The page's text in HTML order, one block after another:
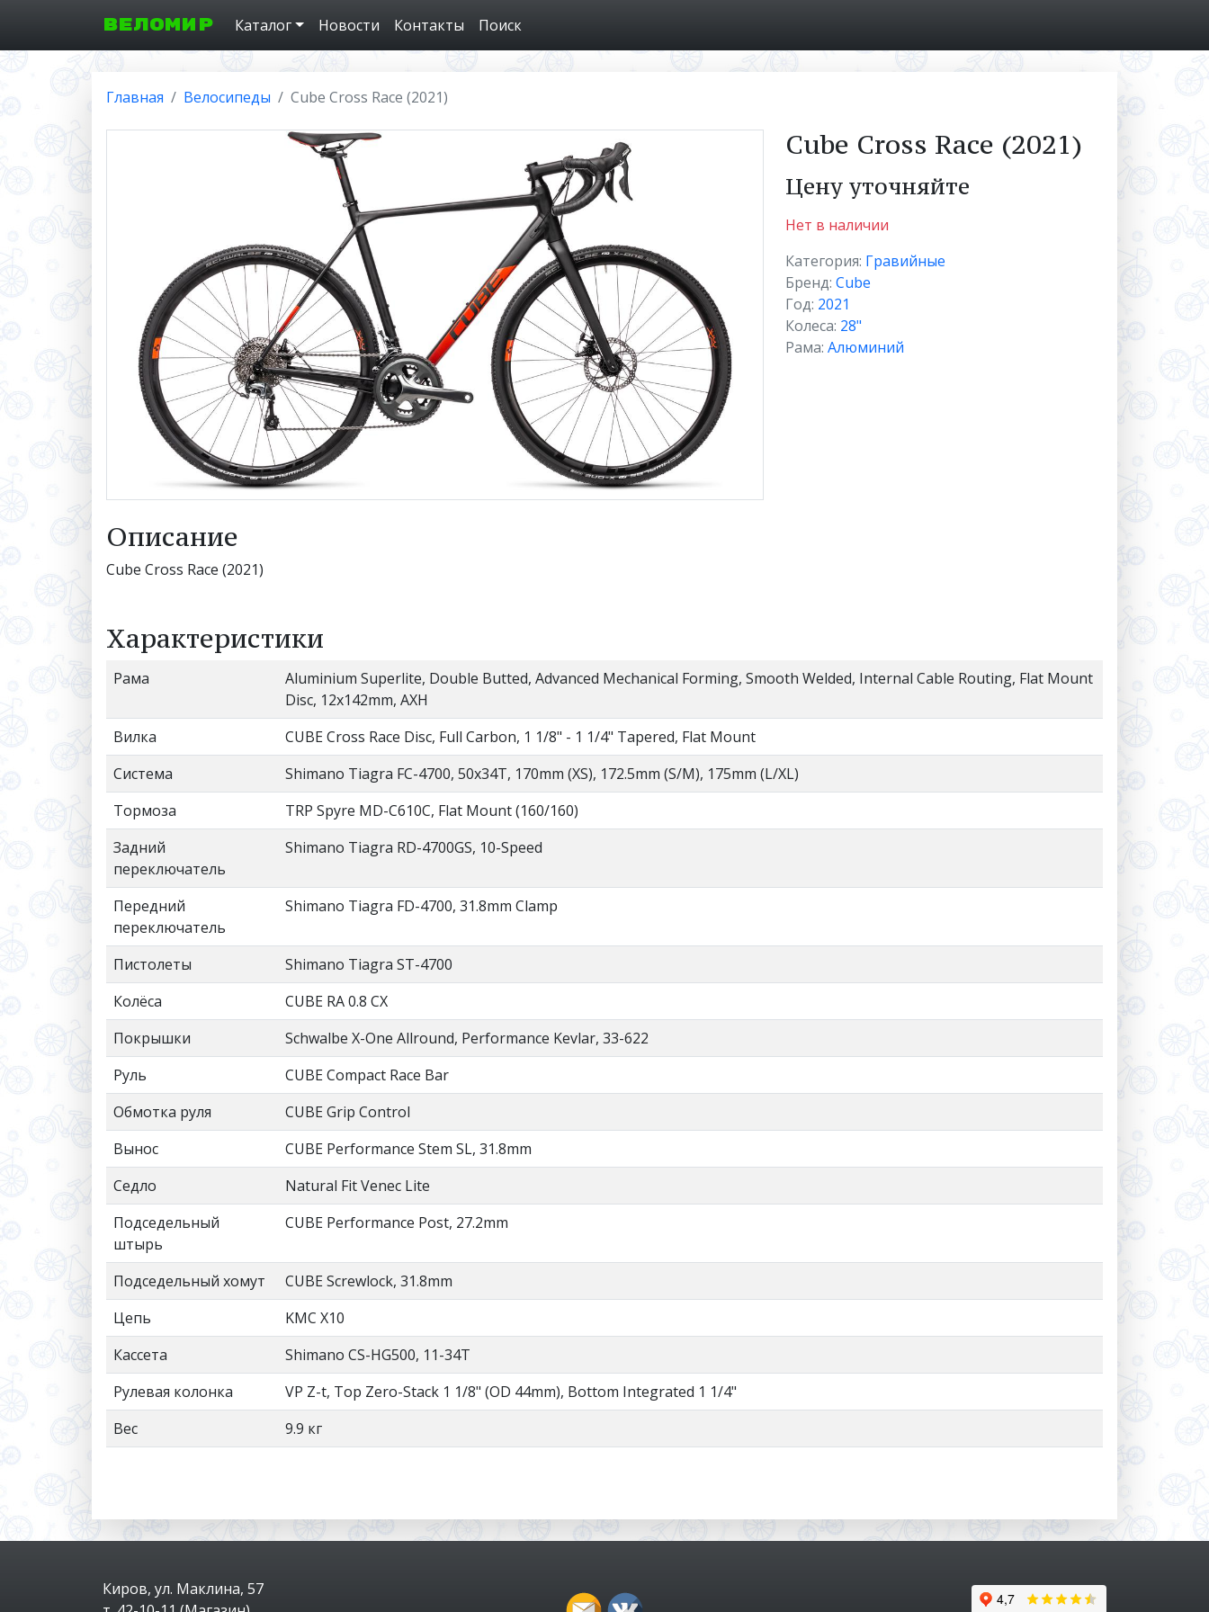
ВЕЛОМИР Каталог Новости Контакты Поиск
Главная Велосипеды Cube Cross Race (2021)
Cube Cross Race (2021)
Цену уточняйте
Нет в наличии
Категория: Гравийные
Бренд: Cube
Год: 2021
Колеса: 28"
Рама: Алюминий
Описание
Cube Cross Race (2021)
Характеристики
Рама
Aluminium Superlite, Double Butted, Advanced Mechanical Forming, Smooth Welded, Internal Cable Routing, Flat Mount
Disc, 12x142mm, AXH
Вилка
CUBE Cross Race Disc, Full Carbon, 1 1/8" - 1 1/4" Tapered, Flat Mount
Система
Shimano Tiagra FC-4700, 50x34T, 170mm (XS), 172.5mm (S/M), 175mm (L/XL)
Тормоза
TRP Spyre MD-C610C, Flat Mount (160/160)
Задний
переключатель
Shimano Tiagra RD-4700GS, 10-Speed
Передний
переключатель
Shimano Tiagra FD-4700, 31.8mm Clamp
Пистолеты
Shimano Tiagra ST-4700
Колёса
CUBE RA 0.8 CX
Покрышки
Schwalbe X-One Allround, Performance Kevlar, 33-622
Руль
CUBE Compact Race Bar
Обмотка руля
CUBE Grip Control
Вынос
CUBE Performance Stem SL, 31.8mm
Седло
Natural Fit Venec Lite
Подседельный
штырь
CUBE Performance Post, 27.2mm
Подседельный хомут
CUBE Screwlock, 31.8mm
Цепь
KMC X10
Кассета
Shimano CS-HG500, 11-34T
Рулевая колонка
VP Z-t, Top Zero-Stack 1 1/8" (OD 44mm), Bottom Integrated 1 1/4"
Вес
9.9 кг
Киров, ул. Маклина, 57